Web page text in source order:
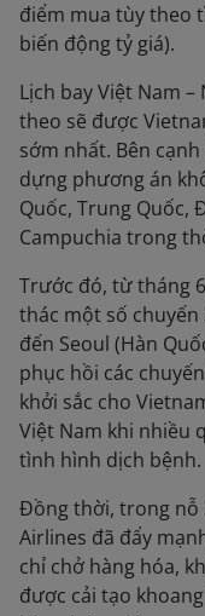
điểm mua tùy theo
biến động tỷ giá).
Lịch bay Việt Nam
theo sẽ được
sớm nhất. Bên
dựng phương án
Quốc, Trung Quốc,
Campuchia trong
Trước đó, từ tháng
thác một số chuyến
đến Seoul (Hàn
phục hồi các
khởi sắc cho
Việt Nam khi nhiều
tình hình dịch bệnh.
Đồng thời, trong nỗ
Airlines đã đẩy
chỉ chở hàng hóa,
được cải tạo